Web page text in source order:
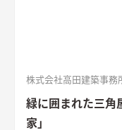
株式会社高田建築事務
緑に囲まれた三角
家」